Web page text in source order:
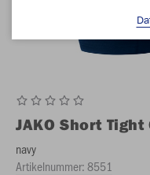
JAKO Short
navy
Artikelnummer:8551